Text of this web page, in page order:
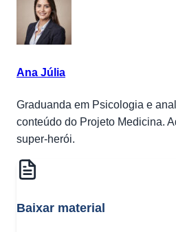
Ana Júlia
Graduanda em Psicologia e
conteúdo do Projeto Medicina.
super-herói.
Baixar material